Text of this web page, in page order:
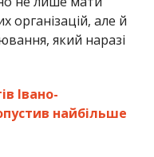
організацій, але й
який наразі
Івано-
найбільше